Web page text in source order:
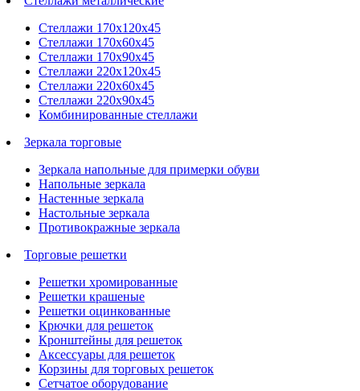
Стеллажи 170х120х45
Стеллажи 170х60х45
Стеллажи 170х90х45
Стеллажи 220х120х45
Стеллажи 220х60х45
Стеллажи 220х90х45
Комбинированные стеллажи
Зеркала торговые
Зеркала напольные для примерки обуви
Напольные зеркала
Настенные зеркала
Настольные зеркала
Противокражные зеркала
Торговые решетки
Решетки хромированные
Решетки крашеные
Решетки оцинкованные
Крючки для решеток
Кронштейны для решеток
Аксессуары для решеток
Корзины для торговых решеток
Сетчатое оборудование